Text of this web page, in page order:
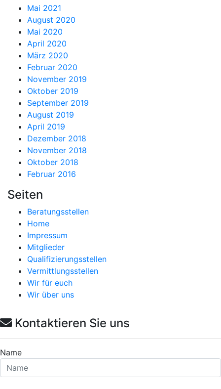
Mai 2021
August 2020
Mai 2020
April 2020
März 2020
Februar 2020
November 2019
Oktober 2019
September 2019
August 2019
April 2019
Dezember 2018
November 2018
Oktober 2018
Februar 2016
Seiten
Beratungsstellen
Home
Impressum
Mitglieder
Qualifizierungsstellen
Vermittlungsstellen
Wir für euch
Wir über uns
Kontaktieren Sie uns
Name